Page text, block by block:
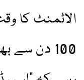
100 دن